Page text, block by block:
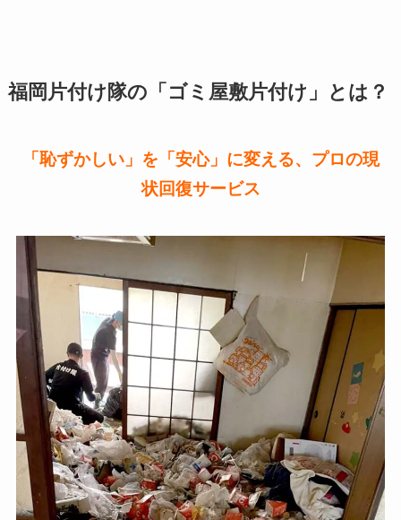
福岡片付け隊の「ゴミ屋敷片付け」とは？
「恥ずかしい」を「安心」に変える、プロの現
状回復サービス